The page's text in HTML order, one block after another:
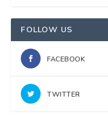
FOLLOW US
FACEBOOK
TWITTER